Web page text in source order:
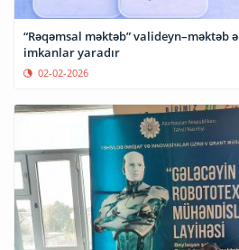
“Rəqəmsal məktəb” valideyn–məktəb
imkanlar yaradır
02-02-2026